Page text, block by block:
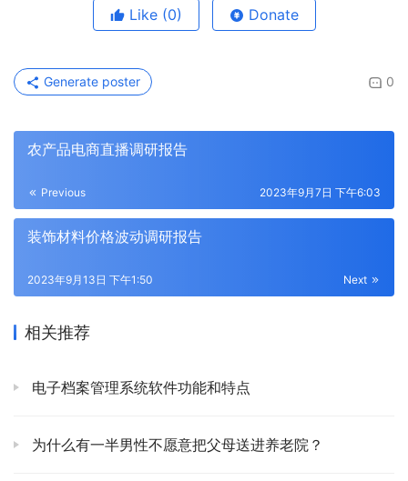
Like (0) Donate
0
Generate poster
农产品电商直播调研报告
Previous 2023年9月7日 下午6:03
装饰材料价格波动调研报告
Next
2023年9月13日 下午1:50
相关推荐
电子档案管理系统软件功能和特点
为什么有一半男性不愿意把父母送进养老院？